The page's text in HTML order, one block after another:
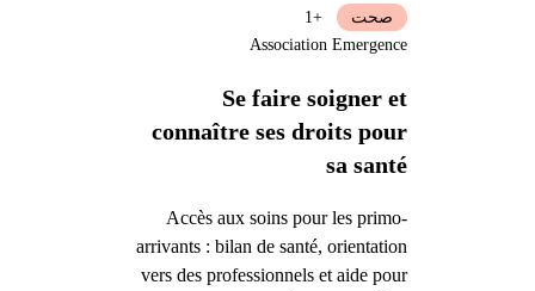
Se faire soigner et
connaître ses droits pour
sa santé
Accès aux soins pour les primo-
arrivants : bilan de santé, orientation
vers des professionnels et aide pour
صحت
+1
Association Emergence